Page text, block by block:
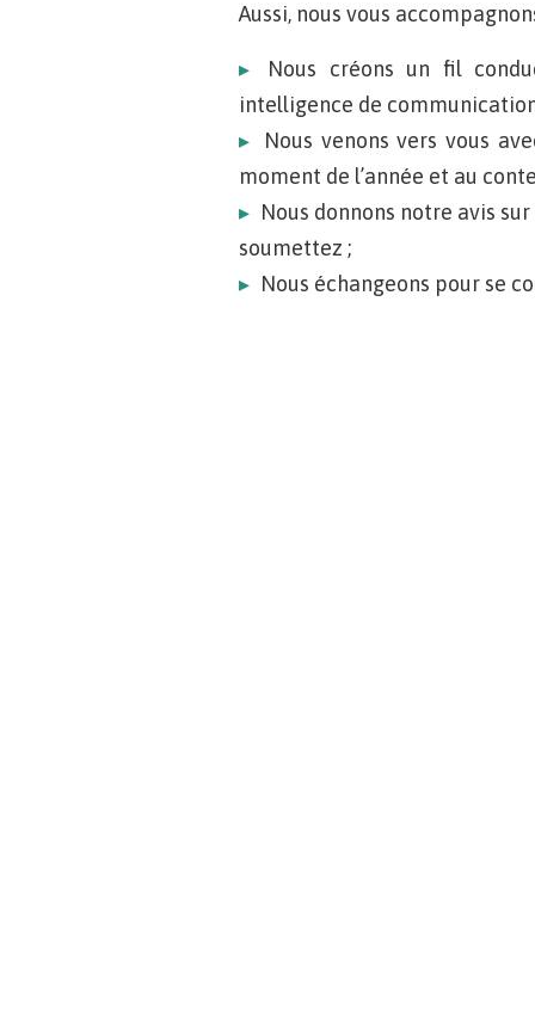
Aussi, nous vous
Nous créons un fil
intelligence de
Nous venons vers vous
moment de l’année et au
Nous donnons notre avis
soumettez ;
Nous échangeons pour se